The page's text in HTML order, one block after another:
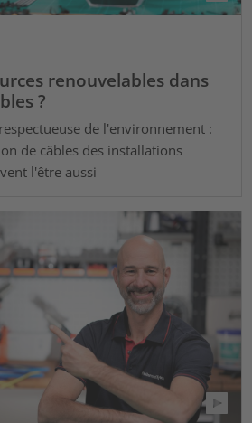
renouvelables dans
?
de l'environnement :
de câbles des installations
l'être aussi